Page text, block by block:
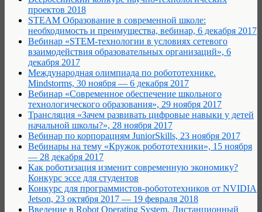
проектов 2018
STEAM Образование в современной школе:
необходимость и преимущества, вебинар, 6 декабря 2017
Вебинар «STEM-технологии в условиях сетевого
взаимодействия образовательных организаций», 6
декабря 2017
Международная олимпиада по робототехнике.
Mindstorms, 30 ноября — 6 декабря 2017
Вебинар «Современное обеспечение школьного
технологического образования», 29 ноября 2017
Трансляция «Зачем развивать цифровые навыки у детей
начальной школы?», 28 ноября 2017
Вебинар по корпорациям JuniorSkills, 23 ноября 2017
Вебинары на тему «Кружок робототехники», 15 ноября
— 28 декабря 2017
Как роботизация изменит современную экономику?
Конкурс эссе для студентов
Конкурс для программистов-робототехников от NVIDIA
Jetson, 23 октября 2017 — 19 февраля 2018
Введение в Robot Operating System. Дистанционный